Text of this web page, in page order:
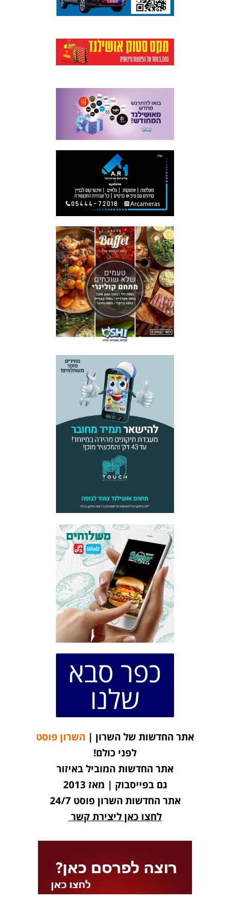
כפר סבא
שלנו
אתר החדשות של השרון | השרון פוסט
לפני כולם!
אתר החדשות המוביל באיזור
גם בפייסבוק | מאז 2013
אתר החדשות השרון פוסט 24/7
לחצו כאן ליצירת קשר